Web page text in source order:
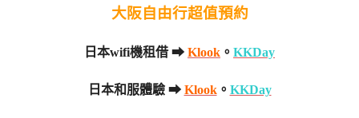
大阪自由行超值預約
日本wifi機租借 ➡ Klook 。 KKDay
日本和服體驗 ➡ Klook。 KKDay